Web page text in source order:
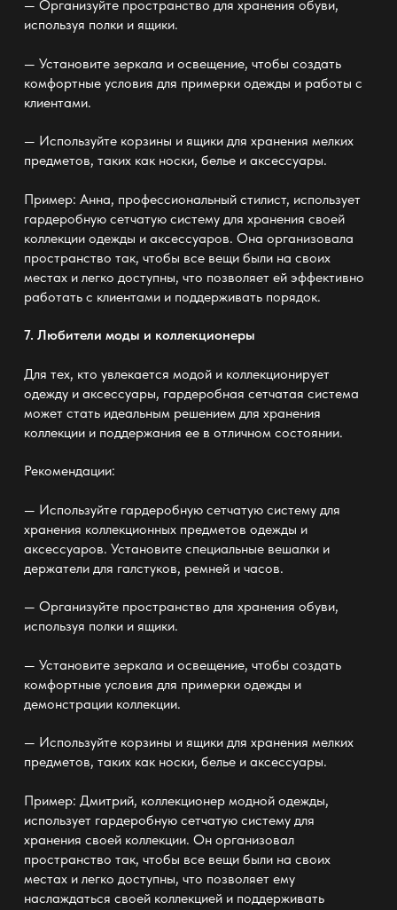
— Организуйте пространство для хранения обуви,
используя полки и ящики.
— Установите зеркала и освещение, чтобы создать
комфортные условия для примерки одежды и работы с
клиентами.
— Используйте корзины и ящики для хранения мелких
предметов, таких как носки, белье и аксессуары.
Пример: Анна, профессиональный стилист, использует
гардеробную сетчатую систему для хранения своей
коллекции одежды и аксессуаров. Она организовала
пространство так, чтобы все вещи были на своих
местах и легко доступны, что позволяет ей эффективно
работать с клиентами и поддерживать порядок.
7. Любители моды и коллекционеры
Для тех, кто увлекается модой и коллекционирует
одежду и аксессуары, гардеробная сетчатая система
может стать идеальным решением для хранения
коллекции и поддержания ее в отличном состоянии.
Рекомендации:
— Используйте гардеробную сетчатую систему для
хранения коллекционных предметов одежды и
аксессуаров. Установите специальные вешалки и
держатели для галстуков, ремней и часов.
— Организуйте пространство для хранения обуви,
используя полки и ящики.
— Установите зеркала и освещение, чтобы создать
комфортные условия для примерки одежды и
демонстрации коллекции.
— Используйте корзины и ящики для хранения мелких
предметов, таких как носки, белье и аксессуары.
Пример: Дмитрий, коллекционер модной одежды,
использует гардеробную сетчатую систему для
хранения своей коллекции. Он организовал
пространство так, чтобы все вещи были на своих
местах и легко доступны, что позволяет ему
наслаждаться своей коллекцией и поддерживать